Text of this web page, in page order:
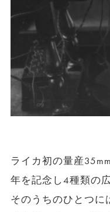
ライカ初の量産
年を記念し4種類の
そのうちのひとつに